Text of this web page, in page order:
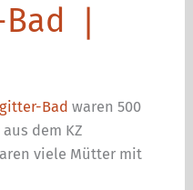
❘
Bad waren 500
dem KZ
viele Mütter mit